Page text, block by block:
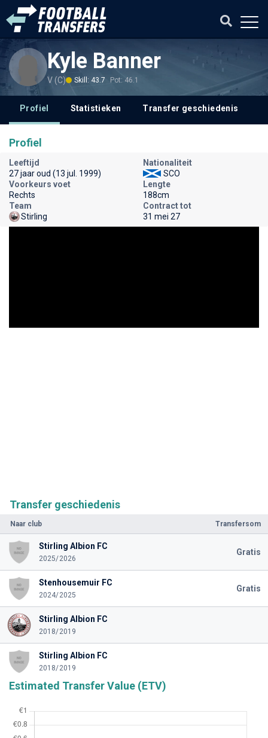
Kyle Banner
V (C) Skill: 43.7 Pot: 46.1
Profiel Statistieken Transfer geschiedenis
Transfer geschiedenis
Naar club Transfersom
Stirling Albion FC
2025/2026
Gratis
Stenhousemuir FC
2024/2025
Gratis
Stirling Albion FC
2018/2019
Stirling Albion FC
2018/2019
Estimated Transfer Value (ETV)
Profiel
Leeftijd
27 jaar oud (13 jul. 1999)
Nationaliteit
SCO
Voorkeurs voet
Rechts
Lengte
188cm
Team
Stirling
Contract tot
31 mei 27